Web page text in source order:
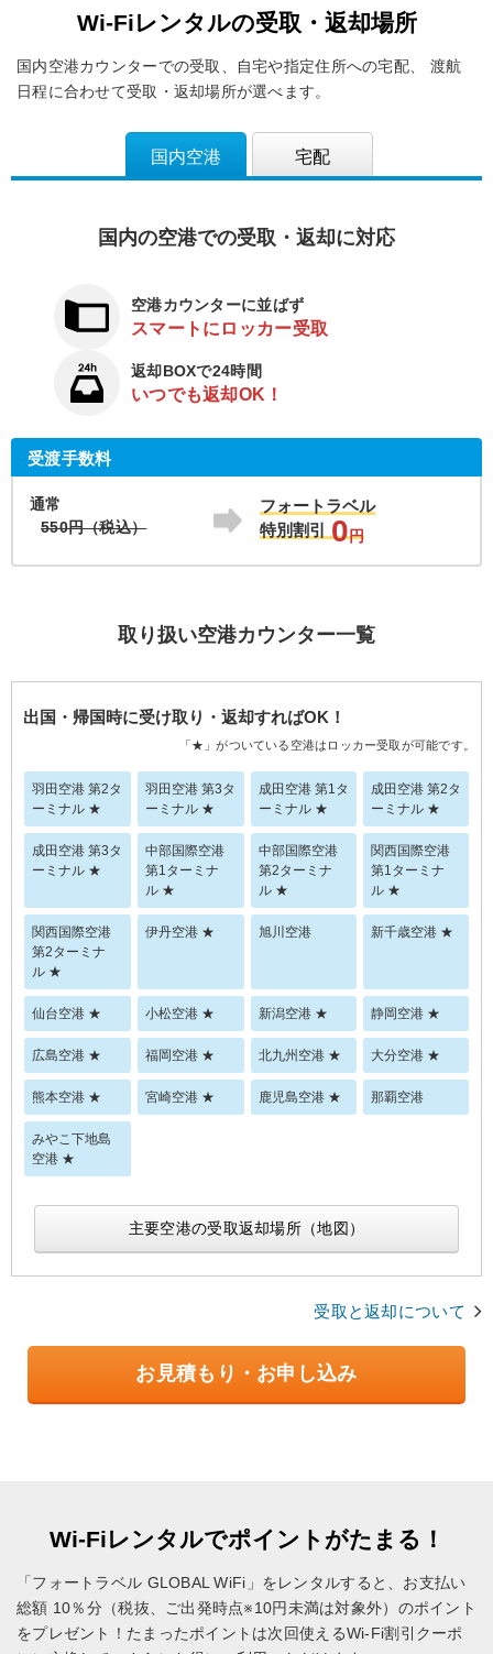
Wi-Fiレンタルの受取・返却場所
国内空港カウンターでの受取、自宅や指定住所への宅配、
渡航
日程に合わせて受取・返却場所が選べます。
国内空港 宅配
国内の空港での受取・返却に対応
空港カウンターに並ばず
スマートにロッカー受取
返却BOXで24時間
いつでも返却OK！
受渡手数料
通常
550円（税込）
フォートラベル
特別割引
0円
取り扱い空港カウンター一覧
出国・帰国時に受け取り・返却すればOK！
「★」がついている空港はロッカー受取が可能です。
羽田空港 第2タ
ーミナル ★
羽田空港 第3タ
ーミナル ★
成田空港 第1タ
ーミナル ★
成田空港 第2タ
ーミナル ★
成田空港 第3タ
ーミナル ★
中部国際空港
第1ターミナ
ル ★
中部国際空港
第2ターミナ
ル ★
関西国際空港
第1ターミナ
ル ★
関西国際空港
第2ターミナ
ル ★
伊丹空港 ★ 旭川空港 新千歳空港 ★
仙台空港 ★ 小松空港 ★ 新潟空港 ★ 静岡空港 ★
広島空港 ★ 福岡空港 ★ 北九州空港 ★ 大分空港 ★
熊本空港 ★ 宮崎空港 ★ 鹿児島空港 ★ 那覇空港
みやこ下地島
空港 ★
主要空港の受取返却場所（地図）
受取と返却について
お見積もり・お申し込み
Wi-Fiレンタルでポイントがたまる！
「フォートラベル GLOBAL WiFi」をレンタルすると、お支払い
総額 10％分（税抜、ご出発時点※10円未満は対象外）のポイント
をプレゼント！ たまったポイントは次回使えるWi-Fi割引クーポ